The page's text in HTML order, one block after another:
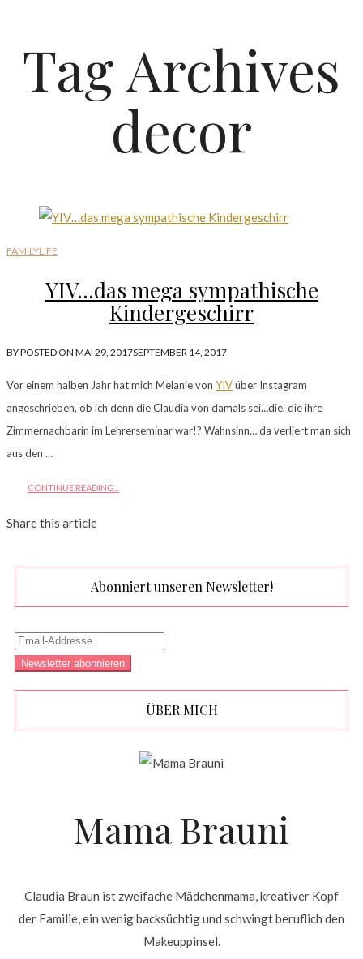
Tag Archives
decor
FAMILYLIFE
YIV…das mega sympathische
Kindergeschirr
BYPOSTED ON MAI 29, 2017SEPTEMBER 14, 2017
Vor einem halben Jahr hat mich Melanie von YIVüber Instagram
angeschrieben, ob ich denn die Claudia von damals sei…die, die ihre
Zimmernachbarin im Lehrerseminar war!? Wahnsinn… da verliert man sich
aus den …
CONTINUE READING...
Share this article
Abonniert unseren Newsletter!
ÜBER MICH
Mama Brauni
Claudia Braun ist zweifache Mädchenmama, kreativer Kopf
der Familie, ein wenig backsüchtig und schwingt beruflich den
Makeuppinsel.